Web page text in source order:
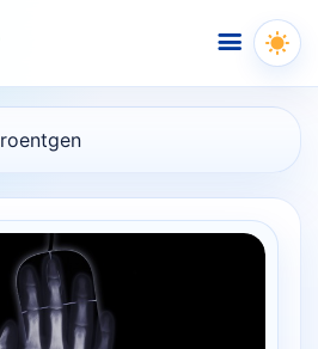
Меню
roentgen